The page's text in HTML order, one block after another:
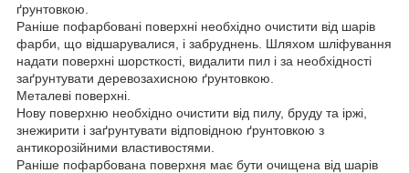
ґрунтовкою.
Раніше пофарбовані поверхні необхідно очистити від шарів
фарби, що відшарувалися, і забруднень. Шляхом шліфування
надати поверхні шорсткості, видалити пил і за необхідності
заґрунтувати деревозахисною ґрунтовкою.
Металеві поверхні.
Нову поверхню необхідно очистити від пилу, бруду та іржі,
знежирити і заґрунтувати відповідною ґрунтовкою з
антикорозійними властивостями.
Раніше пофарбована поверхня має бути очищена від шарів